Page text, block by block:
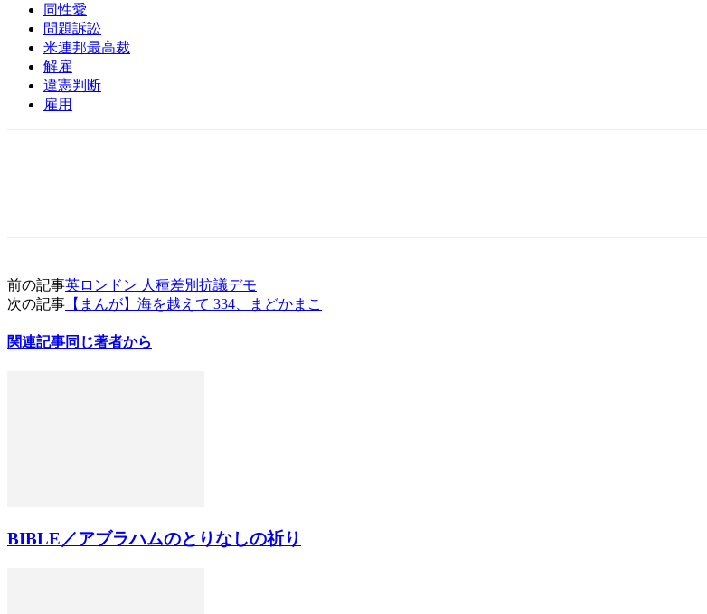
同性愛
問題訴訟
米連邦最高裁
解雇
違憲判断
雇用
前の記事英ロンドン 人種差別抗議デモ
次の記事 【まんが】海を越えて 334、まどかまこ
関連記事同じ著者から
BIBLE／アブラハムのとりなしの祈り